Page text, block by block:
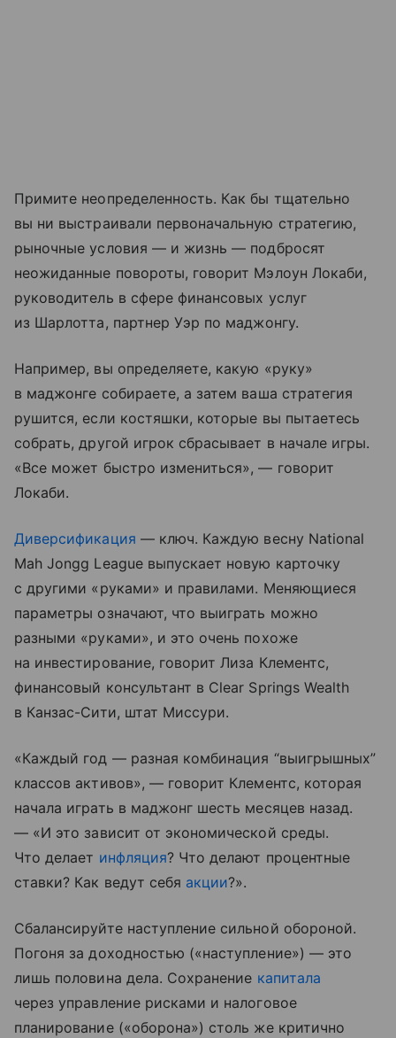
Примите неопределенность. Как бы тщательно
вы ни выстраивали первоначальную стратегию,
рыночные условия — и жизнь — подбросят
неожиданные повороты, говорит Мэлоун Локаби,
руководитель в сфере финансовых услуг
из Шарлотта, партнер Уэр по маджонгу.
Например, вы определяете, какую «руку»
в маджонге собираете, а затем ваша стратегия
рушится, если костяшки, которые вы пытаетесь
собрать, другой игрок сбрасывает в начале игры.
«Все может быстро измениться», — говорит
Локаби.
Диверсификация — ключ. Каждую весну National
Mah Jongg League выпускает новую карточку
с другими «руками» и правилами. Меняющиеся
параметры означают, что выиграть можно
разными «руками», и это очень похоже
на инвестирование, говорит Лиза Клементс,
финансовый консультант в Clear Springs Wealth
в Канзас-Сити, штат Миссури.
«Каждый год — разная комбинация “выигрышных”
классов активов», — говорит Клементс, которая
начала играть в маджонг шесть месяцев назад.
— «И это зависит от экономической среды.
Что делает инфляция? Что делают процентные
ставки? Как ведут себя акции?».
Сбалансируйте наступление сильной обороной.
Погоня за доходностью («наступление») — это
лишь половина дела. Сохранение капитала
через управление рисками и налоговое
планирование («оборона») столь же критично